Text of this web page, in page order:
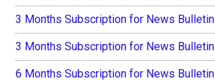
3 Months Subscription for News Bulletin
3 Months Subscription for News Bulletin
6 Months Subscription for News Bulletin